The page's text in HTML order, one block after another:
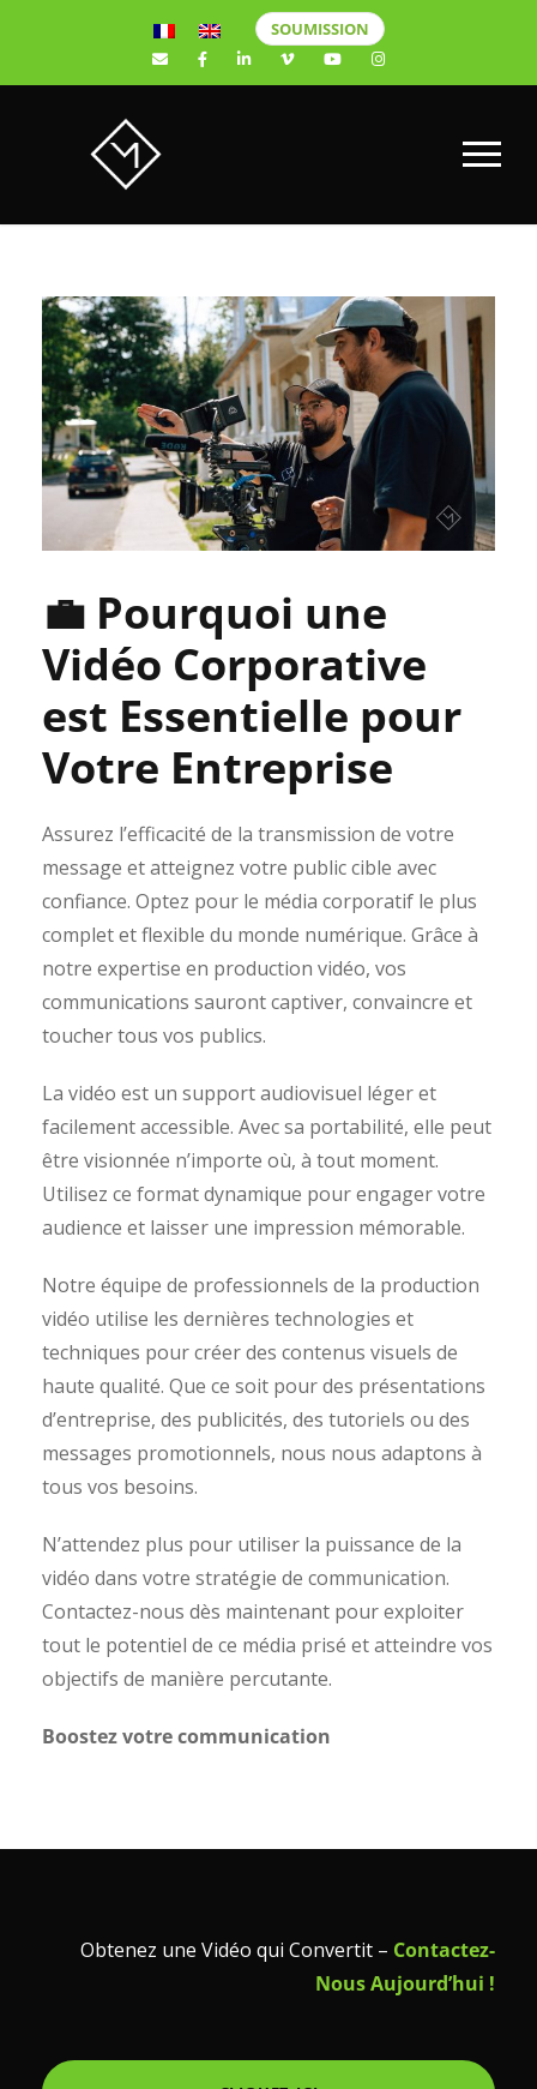
SOUMISSION
💼 Pourquoi une
Vidéo Corporative
est Essentielle pour
Votre Entreprise
Assurez l’efficacité de la transmission de votre
message et atteignez votre public cible avec
confiance. Optez pour le média corporatif le plus
complet et flexible du monde numérique. Grâce à
notre expertise en production vidéo, vos
communications sauront captiver, convaincre et
toucher tous vos publics.
La vidéo est un support audiovisuel léger et
facilement accessible. Avec sa portabilité, elle peut
être visionnée n’importe où, à tout moment.
Utilisez ce format dynamique pour engager votre
audience et laisser une impression mémorable.
Notre équipe de professionnels de la production
vidéo utilise les dernières technologies et
techniques pour créer des contenus visuels de
haute qualité. Que ce soit pour des présentations
d’entreprise, des publicités, des tutoriels ou des
messages promotionnels, nous nous adaptons à
tous vos besoins.
N’attendez plus pour utiliser la puissance de la
vidéo dans votre stratégie de communication.
Contactez-nous dès maintenant pour exploiter
tout le potentiel de ce média prisé et atteindre vos
objectifs de manière percutante.
Boostez votre communication
Obtenez une Vidéo qui Convertit – Contactez-
Nous Aujourd’hui !